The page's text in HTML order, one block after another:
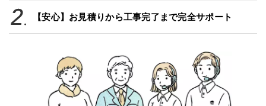
【安心】お見積りから工事完了まで完全サポート